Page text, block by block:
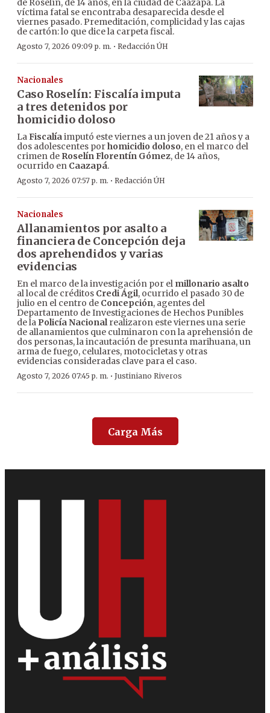
de Roselín, de 14 años, en la ciudad de Caazapá. La
víctima fatal se encontraba desaparecida desde el
viernes pasado. Premeditación, complicidad y las cajas
de cartón: lo que dice la carpeta fiscal.
Agosto 7, 2026 09:09 p. m. · Redacción ÚH
Nacionales
Caso Roselín: Fiscalía imputa
a tres detenidos por
homicidio doloso
LaFiscalíaimputó este viernes a un joven de 21 años y a
dos adolescentes porhomicidio doloso, en el marco del
crimen de Roselín Florentín Gómez, de 14 años,
ocurrido en Caazapá.
Agosto 7, 2026 07:57 p. m. · Redacción ÚH
Nacionales
Allanamientos por asalto a
financiera de Concepción deja
dos aprehendidos y varias
evidencias
En el marco de la investigación por el millonario asalto
al local de créditos Credi Ágil, ocurrido el pasado 30 de
julio en el centro de Concepción, agentes del
Departamento de Investigaciones de Hechos Punibles
de la Policía Nacionalrealizaron este viernes una serie
de allanamientos que culminaron con la aprehensión de
dos personas, la incautación de presunta marihuana, un
arma de fuego, celulares, motocicletas y otras
evidencias consideradas clave para el caso.
Agosto 7, 2026 07:45 p. m. · Justiniano Riveros
Carga Más